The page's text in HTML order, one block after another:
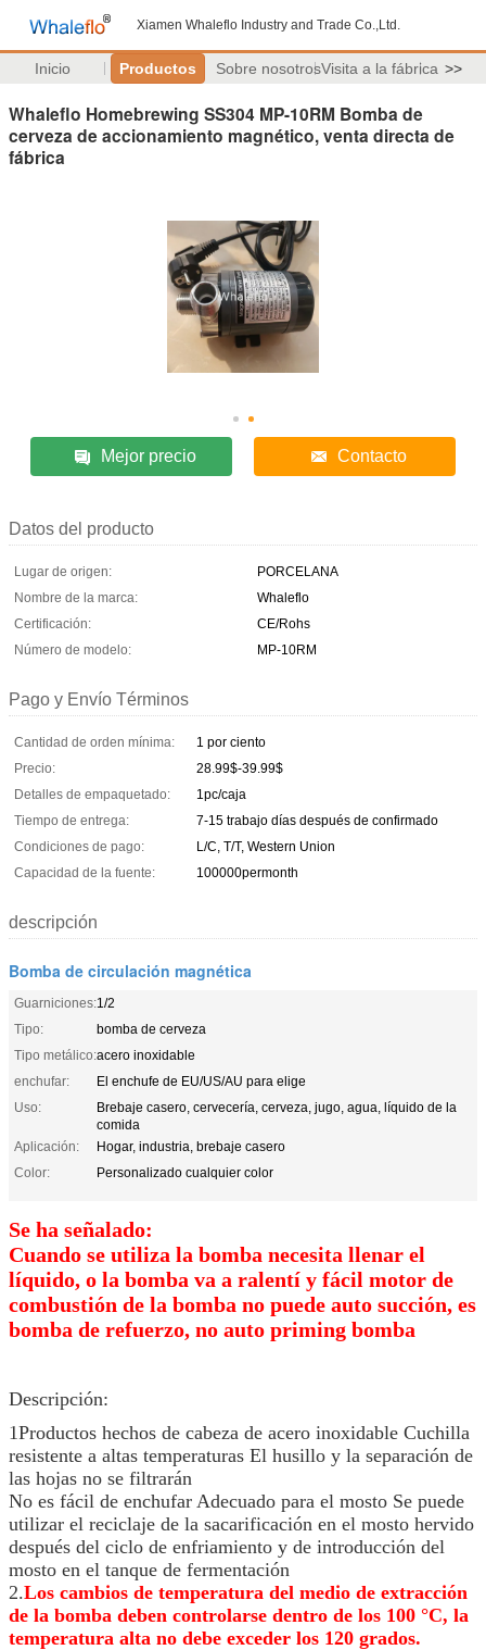
Xiamen Whaleflo Industry and Trade Co.,Ltd.
Inicio Productos Sobre nosotrosVisita a la fábrica >>
Whaleflo Homebrewing SS304 MP-10RM Bomba de
cerveza de accionamiento magnético, venta directa de
fábrica
Mejor precio Contacto
Datos del producto
Lugar de origen:
PORCELANA
Nombre de la marca:
Whaleflo
Certificación:
CE/Rohs
Número de modelo:
MP-10RM
Pago y Envío Términos
Cantidad de orden mínima:
1 por ciento
Precio:
28.99$-39.99$
Detalles de empaquetado:
1pc/caja
Tiempo de entrega:
7-15 trabajo días después de confirmado
Condiciones de pago:
L/C, T/T, Western Union
Capacidad de la fuente:
100000permonth
descripción
Bomba de circulación magnética
Guarniciones:1/2
Tipo:
bomba de cerveza
Tipo metálico:acero inoxidable
enchufar:
El enchufe de EU/US/AU para elige
Uso:
Brebaje casero, cervecería, cerveza, jugo, agua, líquido de la
comida
Aplicación:
Hogar, industria, brebaje casero
Color:
Personalizado cualquier color
Se ha señalado:
Cuando se utiliza la bomba necesita llenar el
líquido, o la bomba va a ralentí y fácil motor de
combustión de la bomba no puede auto succión, es
bomba de refuerzo, no auto priming bomba
Descripción:
1Productos hechos de cabeza de acero inoxidable Cuchilla
resistente a altas temperaturas El husillo y la separación de
las hojas no se filtrarán
No es fácil de enchufar Adecuado para el mosto Se puede
utilizar el reciclaje de la sacarificación en el mosto hervido
después del ciclo de enfriamiento y de introducción del
mosto en el tanque de fermentación
2.Los cambios de temperatura del medio de extracción
de la bomba deben controlarse dentro de los 100 °C, la
temperatura alta no debe exceder los 120 grados.